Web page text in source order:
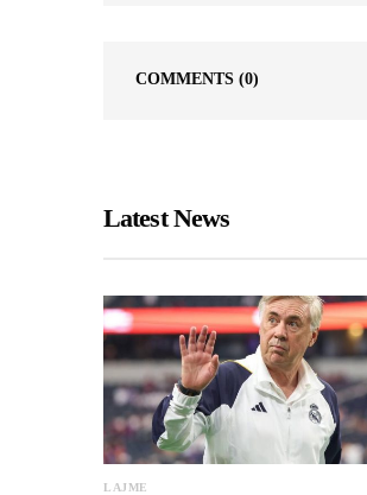
COMMENTS (0)
Latest News
LAJME